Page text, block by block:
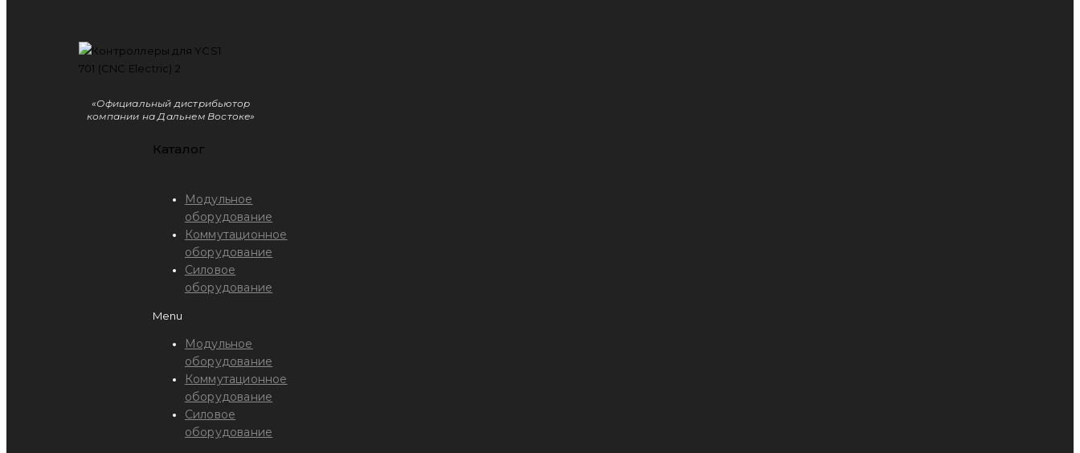
«Официальный дистрибьютор
компании на Дальнем Востоке»
Каталог
Модульное
оборудование
Коммутационное
оборудование
Силовое
оборудование
Menu
Модульное
оборудование
Коммутационное
оборудование
Силовое
оборудование